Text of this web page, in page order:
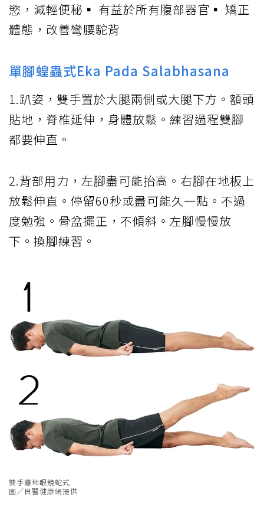
慾，減輕便秘▪ 有益於所有腹部器官▪ 矯正
體態，改善彎腰駝背
單腳蝗蟲式Eka Pada Salabhasana
1.趴姿，雙手置於大腿兩側或大腿下方。額頭
貼地，脊椎延伸，身體放鬆。練習過程雙腳
都要伸直。
2.背部用力，左腳盡可能抬高。右腳在地板上
放鬆伸直。停留60秒或盡可能久一點。不過
度勉強。骨盆擺正，不傾斜。左腳慢慢放
下。換腳練習。
雙手離地眼鏡蛇式
圖／良醫健康網提供